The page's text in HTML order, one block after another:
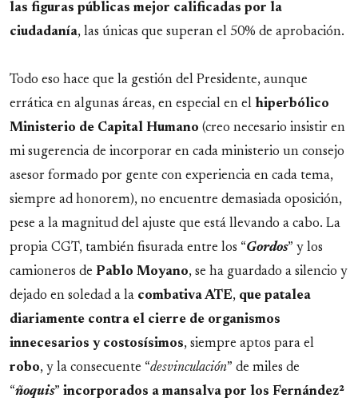
las figuras públicas mejor calificadas por la
ciudadanía, las únicas que superan el 50% de aprobación.
Todo eso hace que la gestión del Presidente, aunque
errática en algunas áreas, en especial en el hiperbólico
Ministerio de Capital Humano (creo necesario insistir en
mi sugerencia de incorporar en cada ministerio un consejo
asesor formado por gente con experiencia en cada tema,
siempre ad honorem), no encuentre demasiada oposición,
pese a la magnitud del ajuste que está llevando a cabo. La
propia CGT, también fisurada entre los “Gordos” y los
camioneros de Pablo Moyano, se ha guardado a silencio y
dejado en soledad a la combativa ATE, que patalea
diariamente contra el cierre de organismos
innecesarios y costosísimos, siempre aptos para el
robo, y la consecuente “desvinculación” de miles de
“ñoquis” incorporados a mansalva por los Fernández²